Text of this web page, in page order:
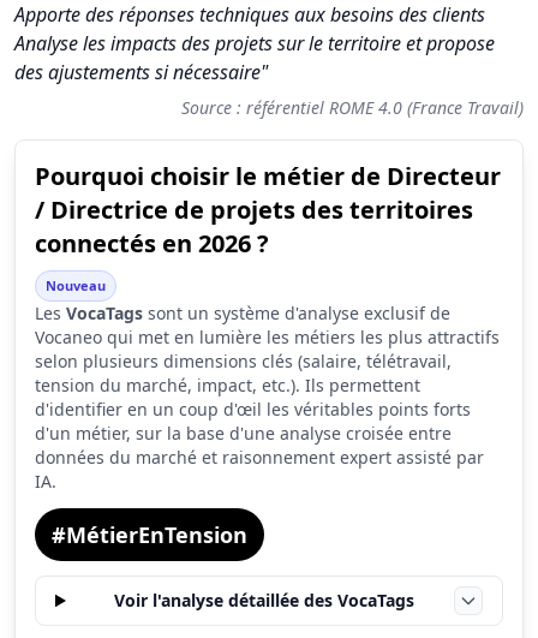
Apporte des réponses techniques aux besoins des clients
Analyse les impacts des projets sur le territoire et propose
des ajustements si nécessaire"
Source : référentiel ROME 4.0 (France Travail)
Pourquoi choisir le métier de Directeur
/ Directrice de projets des territoires
connectés en 2026 ?
Nouveau
Les VocaTags sont un système d'analyse exclusif de
Vocaneo qui met en lumière les métiers les plus attractifs
selon plusieurs dimensions clés (salaire, télétravail,
tension du marché, impact, etc.). Ils permettent
d'identifier en un coup d'œil les véritables points forts
d'un métier, sur la base d'une analyse croisée entre
données du marché et raisonnement expert assisté par
IA.
#MétierEnTension
Voir l'analyse détaillée des VocaTags
Synthèse des scores du métier Directeur / Directrice de
Indicateur
Score
Tension du marché
Salaire
Conditions de travail
7.3